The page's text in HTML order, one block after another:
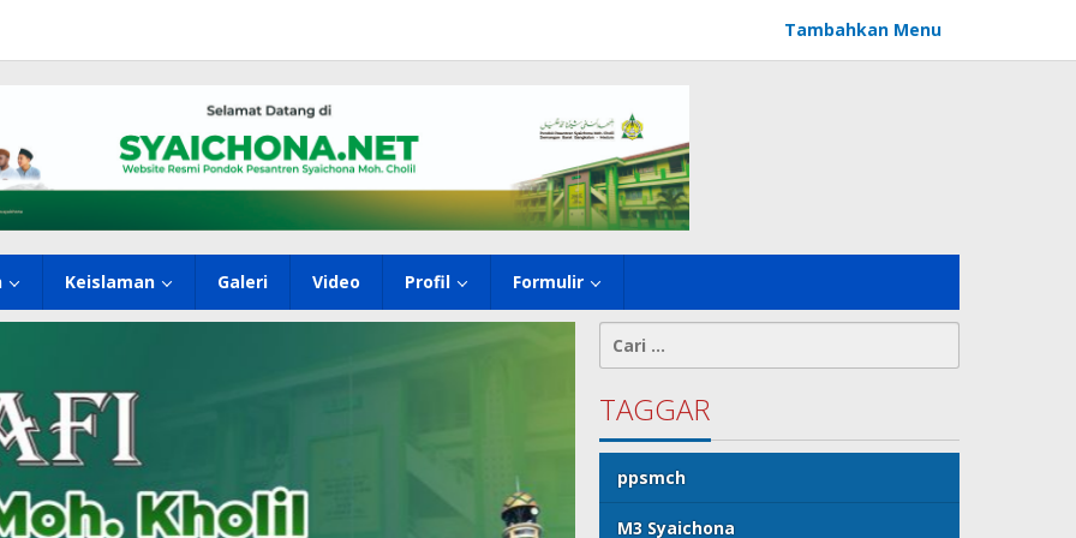
Tambahkan Menu
Keislaman Galeri Video Profil Formulir
untuk:
TAGGAR
ppsmch
M3 Syaichona